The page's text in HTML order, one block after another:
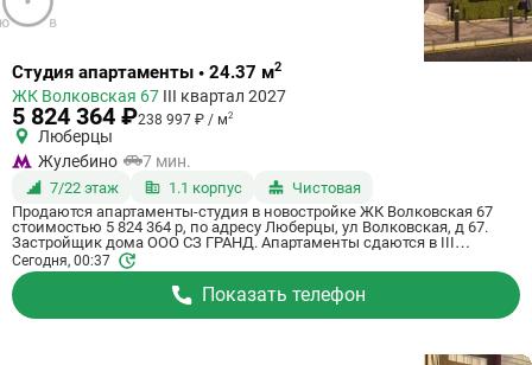
Ссылка
квартиру
Студия апартаменты • 24.37 м2
ЖК Волковская 67 III квартал 2027
5 824 364 ₽238 997 ₽ / м2
Люберцы
Жулебино
7 мин.
7/22 этаж 1.1 корпус
Чистовая
Продаются апартаменты-студия в новостройке ЖК Волковская 67
стоимостью 5 824 364 р, по адресу Люберцы, ул Волковская, д 67.
Застройщик дома ООО СЗ ГРАНД. Апартаменты сдаются в III
квартале 2027 года с чистовой отделкой, в 20 минутах на машине от
станции метро Некрасовка. Общая площадь апартаментов - 24.37 м².
Этаж 7 из 21. ID апартаментов на СтройкиРУ 725069, скажите его
когда будете звонить.
Сегодня, 00:37
Показать телефон